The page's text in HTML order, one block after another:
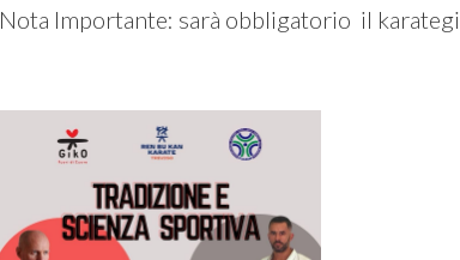
Nota Importante: sarà obbligatorio il karategi